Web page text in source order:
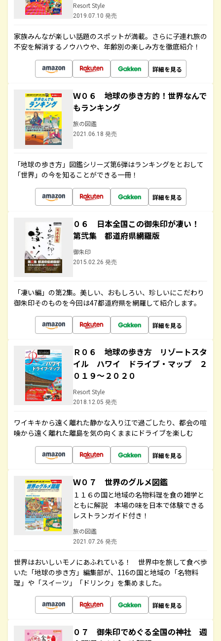
Resort Style
2019.07.10 発売
家族みんなが楽しい話題のスポットが満載。さらに子連れ旅の
不安を解消するノウハウや、年齢別の楽しみ方を徹底紹介！
詳細を見る
Ｗ０６ 地球の歩き方的！世界なんで
もランキング
旅の図鑑
2021.06.18 発売
「地球の歩き方」図鑑シリーズ第6弾はランキングをとおして
「世界」の今を知ることができる一冊！
詳細を見る
０６ 日本全国この御朱印が凄い！
第弐集 都道府県網羅版
御朱印
2015.02.26 発売
「凄い編」の第2集。美しい、おもしろい、珍しいにこだわり
御朱印そのものを今回は47都道府県を網羅して紹介します。
詳細を見る
Ｒ０６ 地球の歩き方 リゾートスタ
イル ハワイ ドライブ・マップ ２
０１９～２０２０
Resort Style
2018.12.05 発売
ワイキキから遠く離れた静かな入り江で過ごしたり、都会の喧
噪から遠く離れた離島を気の向くままにドライブを楽しむ
詳細を見る
Ｗ０７ 世界のグルメ図鑑
１１６の国と地域の名物料理を食の雑学と
ともに解説 本場の味を日本で体験できる
レストランガイド付き！
旅の図鑑
2021.07.26 発売
世界はおいしいモノにあふれている！ 世界中を旅して食べ歩
いた「地球の歩き方」編集部が、116の国と地域の「名物料
理」や「スイーツ」「ドリンク」を集めました。
詳細を見る
０７ 御朱印でめぐる全国の神社 週